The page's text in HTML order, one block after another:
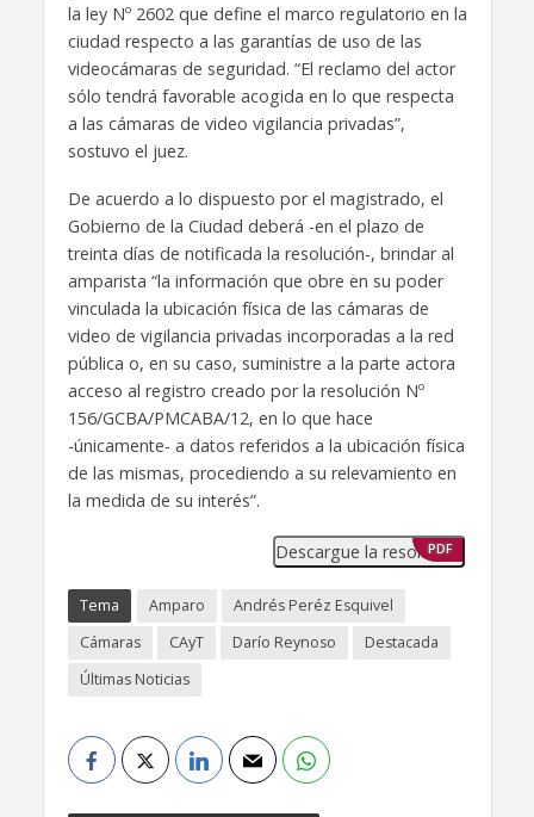
la ley Nº 2602 que define el marco regulatorio en la
ciudad respecto a las garantías de uso de las
videocámaras de seguridad. “El reclamo del actor
sólo tendrá favorable acogida en lo que respecta
a las cámaras de video vigilancia privadas”,
sostuvo el juez.
De acuerdo a lo dispuesto por el magistrado, el
Gobierno de la Ciudad deberá -en el plazo de
treinta días de notificada la resolución-, brindar al
amparista “la información que obre en su poder
vinculada la ubicación física de las cámaras de
video de vigilancia privadas incorporadas a la red
pública o, en su caso, suministre a la parte actora
acceso al registro creado por la resolución Nº
156/GCBA/PMCABA/12, en lo que hace
-únicamente- a datos referidos a la ubicación física
de las mismas, procediendo a su relevamiento en
la medida de su interés”.
Descargue la resolución
PDF
Tema Amparo
Andrés Peréz Esquivel
Cámaras
CAyT Darío Reynoso
Destacada
Últimas Noticias